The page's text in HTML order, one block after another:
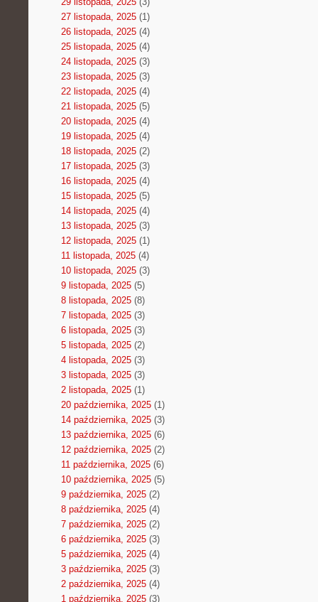
27 listopada, 2025(1)
26 listopada, 2025(4)
25 listopada, 2025(4)
24 listopada, 2025(3)
23 listopada, 2025(3)
22 listopada, 2025(4)
21 listopada, 2025(5)
20 listopada, 2025(4)
19 listopada, 2025(4)
18 listopada, 2025(2)
17 listopada, 2025(3)
16 listopada, 2025(4)
15 listopada, 2025(5)
14 listopada, 2025(4)
13 listopada, 2025(3)
12 listopada, 2025(1)
11 listopada, 2025(4)
10 listopada, 2025(3)
9 listopada, 2025(5)
8 listopada, 2025(8)
7 listopada, 2025(3)
6 listopada, 2025(3)
5 listopada, 2025(2)
4 listopada, 2025(3)
3 listopada, 2025(3)
2 listopada, 2025(1)
20 października, 2025(1)
14 października, 2025(3)
13 października, 2025(6)
12 października, 2025(2)
11 października, 2025(6)
10 października, 2025(5)
9 października, 2025(2)
8 października, 2025(4)
7 października, 2025(2)
6 października, 2025(3)
5 października, 2025(4)
3 października, 2025(3)
2 października, 2025(4)
1 października, 2025(3)